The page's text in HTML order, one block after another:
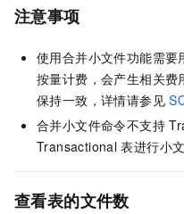
注意事项
使用合并小文件功能需要
按量计费，会产生相关费
保持一致，详情请参见
合并小文件命令不支持
Transactional 表进行小
查看表的文件数